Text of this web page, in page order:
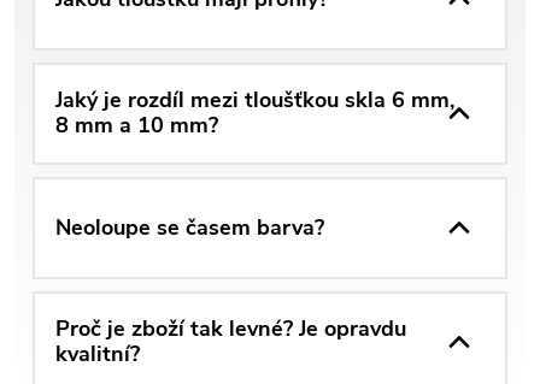
Jaký je rozdíl mezi tloušťkou skla 6 mm,
8 mm a 10 mm?
Neoloupe se časem barva?
Proč je zboží tak levné? Je opravdu
kvalitní?